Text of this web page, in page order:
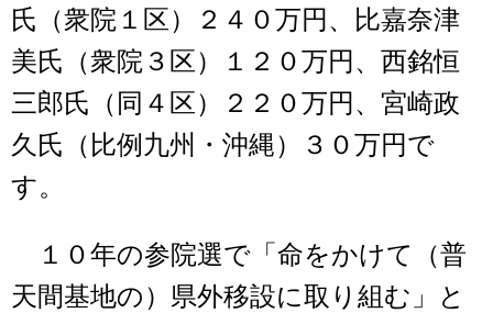
氏（衆院１区）２４０万円、比嘉奈津
美氏（衆院３区）１２０万円、西銘恒
三郎氏（同４区）２２０万円、宮崎政
久氏（比例九州・沖縄）３０万円で
す。
１０年の参院選で「命をかけて（普
天間基地の）県外移設に取り組む」と